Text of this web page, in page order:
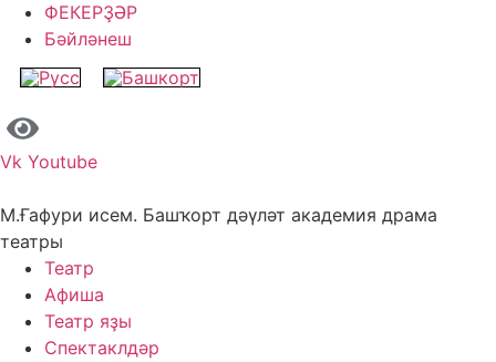
ФЕКЕРҘӘР
Бәйләнеш
Vk Youtube
М.Ғафури исем. Башҡорт дәүләт академия драма
театры
Театр
Афиша
Театр яҙы
Спектаклдәр